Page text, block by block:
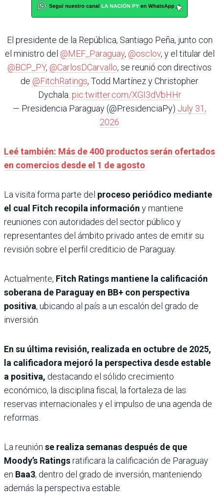
El presidente de la República, Santiago Peña, junto con
el ministro del @MEF_Paraguay, @osclov, y el titular del
@BCP_PY, @CarlosDCarvallo, se reunió con directivos
de @FitchRatings, Todd Martínez y Christopher
Dychala. pic.twitter.com/XGI3dVbHHr
— Presidencia Paraguay (@PresidenciaPy) July 31,
2026
Leé también: Más de 400 productos serán ofertados
en comercios desde el 1 de agosto
La visita forma parte del proceso periódico mediante
el cual Fitch recopila información y mantiene
reuniones con autoridades del sector público y
representantes del ámbito privado antes de emitir su
revisión sobre el perfil crediticio de Paraguay.
Actualmente, Fitch Ratings mantiene la calificación
soberana de Paraguay en BB+ con perspectiva
positiva, ubicando al país a un escalón del grado de
inversión.
En su última revisión, realizada en octubre de 2025,
la calificadora mejoró la perspectiva desde estable
a positiva, destacando el sólido crecimiento
económico, la disciplina fiscal, la fortaleza de las
reservas internacionales y el impulso de una agenda de
reformas.
La reunión se realiza semanas después de que
Moody’s Ratingsratificara la calificación de Paraguay
en Baa3, dentro del grado de inversión, manteniendo
además la perspectiva estable.